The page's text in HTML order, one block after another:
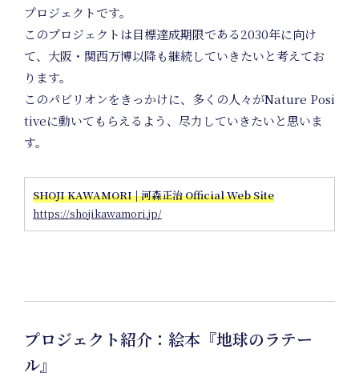
プロジェクトです。
このプロジェクトは目標達成期限である2030年に向け
て、大阪・関⻄万博以降も継続していきたいと考えてお
ります。
このパビリオンをきっかけに、多くの人々がNature Posi
tiveに動いてもらえるよう、尽力していきたいと思いま
す。
SHOJI KAWAMORI | 河森正治 Official Web Site
https://shojikawamori.jp/
プロジェクト紹介：絵本『地球のラテー
ル』